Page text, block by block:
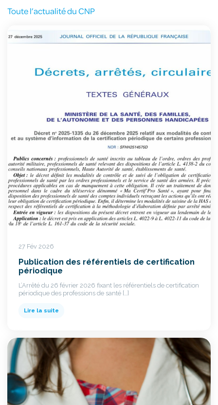
Toute l’actualité du CNP
27 Fév 2026
Publication des référentiels de certification
périodique
L’Arrêté du 26 février 2026 fixant les référentiels de certification
périodique des professions de santé […]
Lire la suite